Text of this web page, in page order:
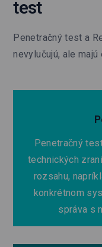
test
Penetračný test a
nevylučujú, ale
Penetračný
technických
rozsahu,
konkrétnom
správa s